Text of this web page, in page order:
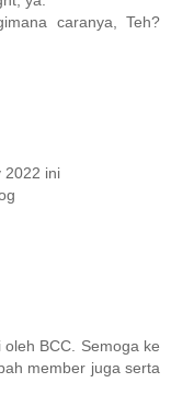
caranya, Teh?
2022 ini
BCC. Semoga ke
member juga serta